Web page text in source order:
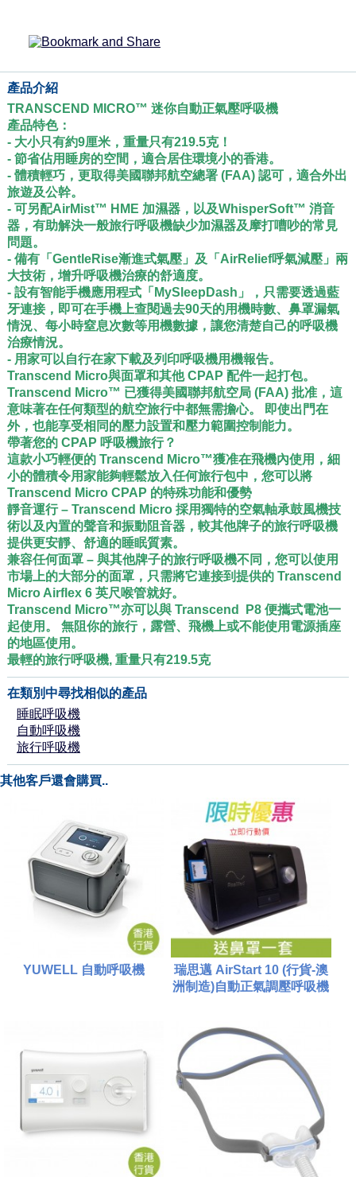
產品介紹
TRANSCEND MICRO™ 迷你自動正氣壓呼吸機
​產品特色：
- 大小只有約9厘米，重量只有219.5克！
- 節省佔用睡房的空間，適合居住環境小的香港。
- 體積輕巧，更取得美國聯邦航空總署 (FAA) 認可，適合外出
旅遊及公幹。
- 可另配AirMist™ HME 加濕器，以及WhisperSoft™ 消音
器，有助解決一般旅行呼吸機缺少加濕器及摩打嘈吵的常見
問題。
- 備有「GentleRise漸進式氣壓」及「AirRelief呼氣減壓」兩
大技術，增升呼吸機治療的舒適度。
- 設有智能手機應用程式「MySleepDash」，只需要透過藍
牙連接，即可在手機上查閱過去90天的用機時數、鼻罩漏氣
情況、每小時窒息次數等用機數據，讓您清楚自己的呼吸機
治療情況。
- 用家可以自行在家下載及列印呼吸機用機報告。
Transcend Micro與面罩和其他 CPAP 配件一起打包。
Transcend Micro™ 已獲得美國聯邦航空局 (FAA) 批准，這
意味著在任何類型的航空旅行中都無需擔心。 即使出門在
外，也能享受相同的壓力設置和壓力範圍控制能力。
帶著您的 CPAP 呼吸機旅行？
這款小巧輕便的 Transcend Micro™獲准在飛機內使用，細
小的體積令用家能夠輕鬆放入任何旅行包中，您可以將
Transcend Micro CPAP 的特殊功能和優勢
靜音運行 – Transcend Micro 採用獨特的空氣軸承鼓風機技
術以及內置的聲音和振動阻音器，較其他牌子的旅行呼吸機
提供更安靜、舒適的睡眠質素。
兼容任何面罩 – 與其他牌子的旅行呼吸機不同，您可以使用
市場上的大部分的面罩，只需將它連接到提供的 Transcend
Micro Airflex 6 英尺喉管就好。
Transcend Micro™亦可以與 Transcend P8 便攜式電池一
起使用。 無阻你的旅行，露營、飛機上或不能使用電源插座
的地區使用。
最輕的旅行呼吸機, 重量只有219.5克
在類別中尋找相似的產品
睡眠呼吸機
自動呼吸機
旅行呼吸機
其他客戶還會購買..
YUWELL 自動呼吸機
添加到購物車
瑞思邁 AirStart 10 (行貨-澳
洲制造)自動正氣調壓呼吸機
$11,800.00$7,100.00
添加到購物車